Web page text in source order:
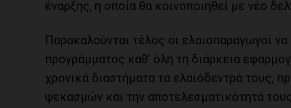
έναρξης, η οποία θα κοινοποιηθεί με νέο
Παρακαλούνται τέλος οι ελαιοπαραγωγοί
προγράμματος καθ’ όλη τη διάρκεια
χρονικά διαστήματα τα ελαιόδεντρά τους,
ψεκασμών και την αποτελεσματικότητά